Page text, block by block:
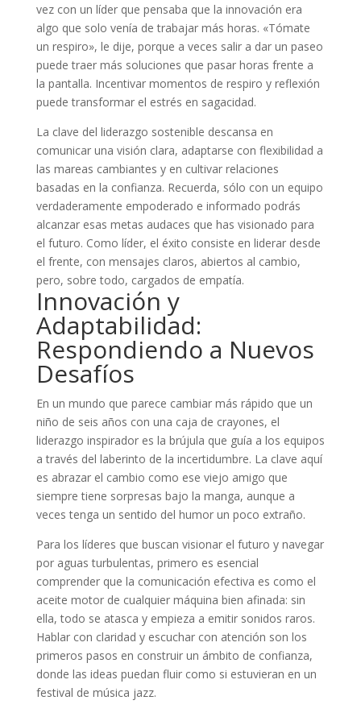
vez con un líder que pensaba que la innovación era
algo que solo venía de trabajar más horas. «Tómate
un respiro», le dije, porque a veces salir a dar un paseo
puede traer más soluciones que pasar horas frente a
la pantalla. Incentivar momentos de respiro y reflexión
puede transformar el estrés en sagacidad.
La clave del liderazgo sostenible descansa en
comunicar una visión clara, adaptarse con flexibilidad a
las mareas cambiantes y en cultivar relaciones
basadas en la confianza. Recuerda, sólo con un equipo
verdaderamente empoderado e informado podrás
alcanzar esas metas audaces que has visionado para
el futuro. Como líder, el éxito consiste en liderar desde
el frente, con mensajes claros, abiertos al cambio,
pero, sobre todo, cargados de empatía.
Innovación y
Adaptabilidad:
Respondiendo a Nuevos
Desafíos
En un mundo que parece cambiar más rápido que un
niño de seis años con una caja de crayones, el
liderazgo inspirador es la brújula que guía a los equipos
a través del laberinto de la incertidumbre. La clave aquí
es abrazar el cambio como ese viejo amigo que
siempre tiene sorpresas bajo la manga, aunque a
veces tenga un sentido del humor un poco extraño.
Para los líderes que buscan visionar el futuro y navegar
por aguas turbulentas, primero es esencial
comprender que la comunicación efectiva es como el
aceite motor de cualquier máquina bien afinada: sin
ella, todo se atasca y empieza a emitir sonidos raros.
Hablar con claridad y escuchar con atención son los
primeros pasos en construir un ámbito de confianza,
donde las ideas puedan fluir como si estuvieran en un
festival de música jazz.